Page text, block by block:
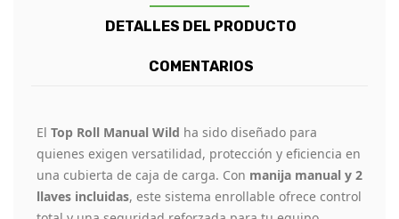
DETALLES DEL PRODUCTO
COMENTARIOS
El Top Roll Manual Wild ha sido diseñado para
quienes exigen versatilidad, protección y eficiencia en
una cubierta de caja de carga. Con manija manual y 2
llaves incluidas, este sistema enrollable ofrece control